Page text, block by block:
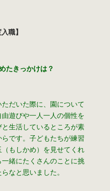
職】
たきっかけは？
だいた際に、園について
遊びや一人一人の個性を
生活しているところが素
です。子どもたちが練習
もしかめ）を見せてくれ
一緒にたくさんのことに挑
なと思いました。